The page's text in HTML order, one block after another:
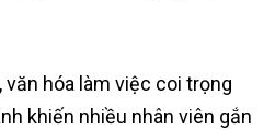
văn hóa làm việc coi trọng
khiến nhiều nhân viên gắn